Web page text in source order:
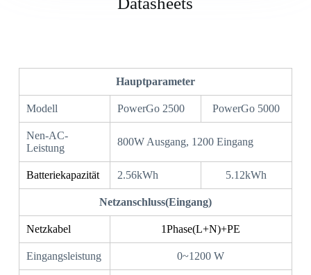
Hauptparameter
Modell PowerGo 2500 PowerGo 5000
Nen-AC-
Leistung
800W Ausgang, 1200 Eingang
Batteriekapazität 2.56kWh 5.12kWh
Netzanschluss(Eingang)
Netzkabel 1Phase(L+N)+PE
Eingangsleistung 0~1200 W